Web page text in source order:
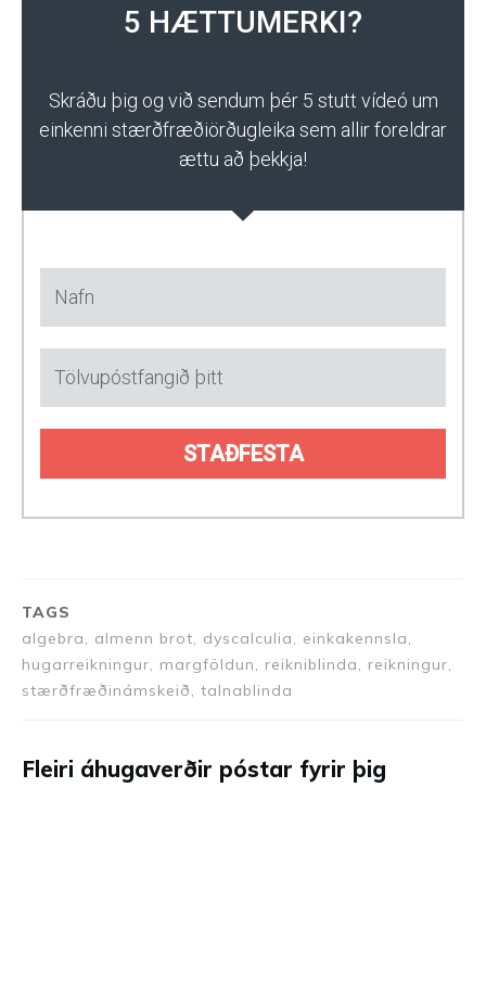
5 HÆTTUMERKI?
Skráðu þig og við sendum þér 5 stutt vídeó um
einkenni stærðfræðiörðugleika sem allir foreldrar
ættu að þekkja!
STAÐFESTA
TAGS
algebra, almenn brot, dyscalculia, einkakennsla,
hugarreikningur, margföldun, reikniblinda, reikningur,
stærðfræðinámskeið, talnablinda
Fleiri áhugaverðir póstar fyrir þig